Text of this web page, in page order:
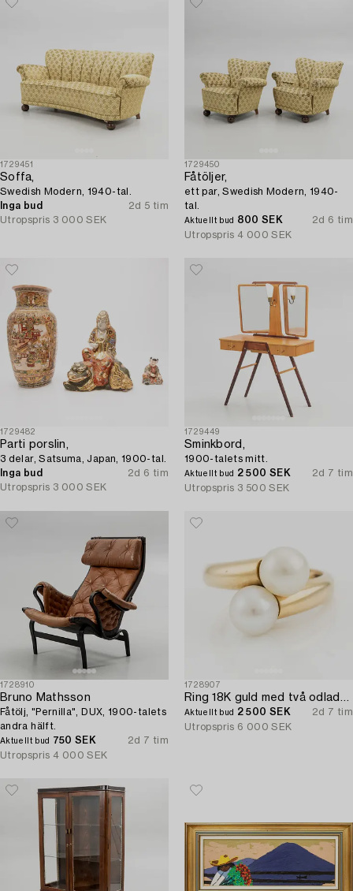
1729451
Soffa,
Swedish Modern, 1940-tal.
Inga bud
2d 5 tim
Utropspris 3 000 SEK
1729450
Fåtöljer,
ett par, Swedish Modern, 1940-
tal.
Aktuellt bud 800 SEK
2d 6 tim
Utropspris 4 000 SEK
1729482
Parti porslin,
3 delar, Satsuma, Japan, 1900-tal.
Inga bud
2d 6 tim
Utropspris 3 000 SEK
1729449
Sminkbord,
1900-talets mitt.
Aktuellt bud 2 500 SEK
2d 7 tim
Utropspris 3 500 SEK
1728910
Bruno Mathsson
Fåtölj, "Pernilla", DUX, 1900-talets
andra hälft.
Aktuellt bud 750 SEK
2d 7 tim
Utropspris 4 000 SEK
1728907
Ring 18K guld med två odlade pärlor.
Aktuellt bud 2 500 SEK
2d 7 tim
Utropspris 6 000 SEK